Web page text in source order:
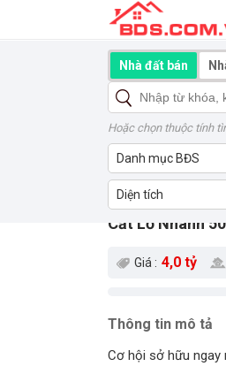
Cắt Lỗ Nhanh
Giá : 4,0 tỷ
Thông tin mô tả
Cơ hội sở hữu ngay
Nhà đất bán
Hoặc chọn thuộc tính
Danh mục BĐS
Diện tích